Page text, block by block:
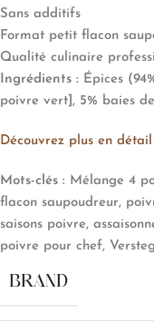
Sans additifs
Format petit flacon
Qualité culinaire
Ingrédients : Épices
poivre vert], 5% baies
Découvrez plus en détail
Mots-clés : Mélange 4
flacon saupoudreur,
saisons poivre,
poivre pour chef,
BRAND